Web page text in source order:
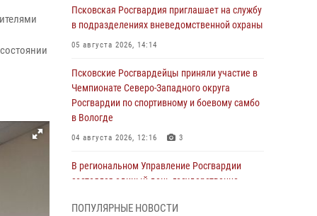
Псковская Росгвардия приглашает на службу
в подразделениях вневедомственной охраны
05 августа 2026, 14:14
Псковские Росгвардейцы приняли участие в
Чемпионате Северо-Западного округа
Росгвардии по спортивному и боевому самбо
в Вологде
04 августа 2026, 12:16 3
В региональном Управление Росгвардии
состоялся единый день государственно-
ПОПУЛЯРНЫЕ НОВОСТИ